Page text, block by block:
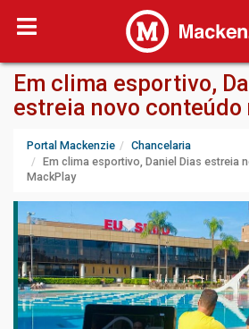
Em clima esportivo,
estreia novo conteúdo
Portal Mackenzie
Chancelaria
Em clima esportivo, Daniel Dias estreia
MackPlay